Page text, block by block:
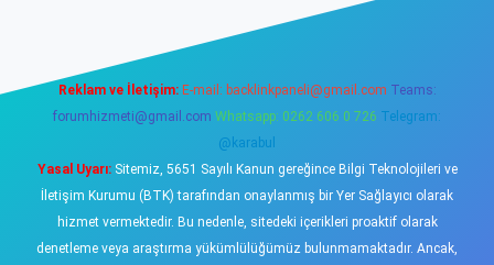
Reklam ve İletişim: E-mail: backlinkpaneli@gmail.com Teams:
forumhizmeti@gmail.com Whatsapp: 0262 606 0 726 Telegram:
@karabul
Yasal Uyarı:Sitemiz, 5651 Sayılı Kanun gereğince Bilgi Teknolojileri ve
İletişim Kurumu (BTK) tarafından onaylanmış bir Yer Sağlayıcı olarak
hizmet vermektedir. Bu nedenle, sitedeki içerikleri proaktif olarak
denetleme veya araştırma yükümlülüğümüz bulunmamaktadır. Ancak,